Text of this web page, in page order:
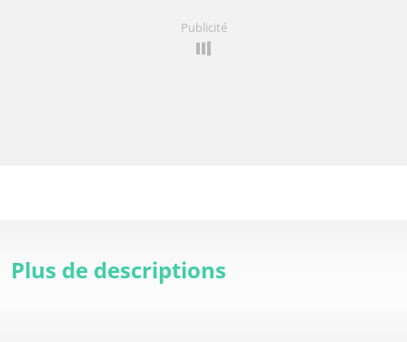
Publicité
Plus de descriptions